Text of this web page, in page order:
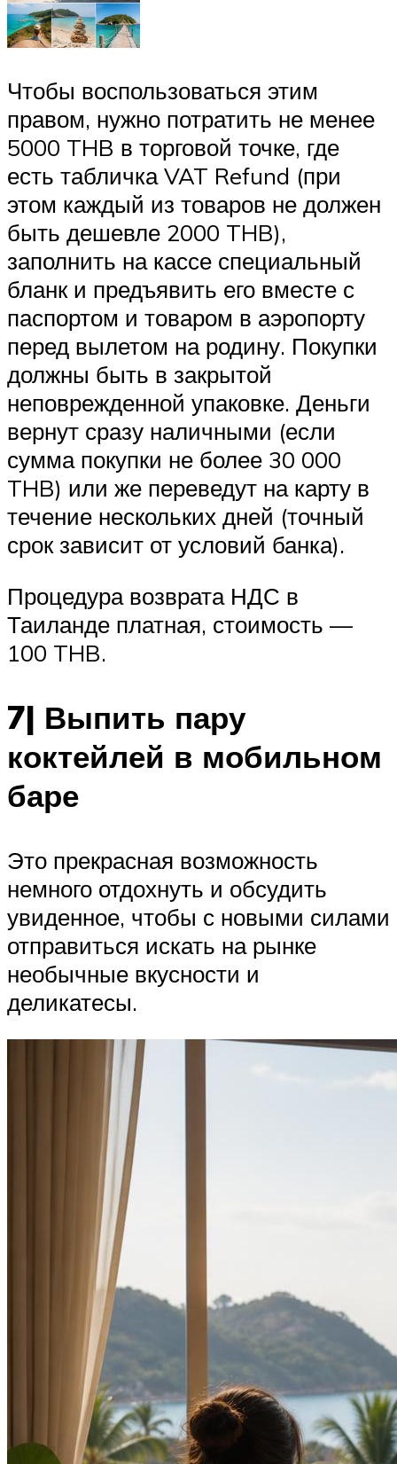
Чтобы воспользоваться этим
правом, нужно потратить не менее
5000 THB в торговой точке, где
есть табличка VAT Refund (при
этом каждый из товаров не должен
быть дешевле 2000 THB),
заполнить на кассе специальный
бланк и предъявить его вместе с
паспортом и товаром в аэропорту
перед вылетом на родину. Покупки
должны быть в закрытой
неповрежденной упаковке. Деньги
вернут сразу наличными (если
сумма покупки не более 30 000
THB) или же переведут на карту в
течение нескольких дней (точный
срок зависит от условий банка).
Процедура возврата НДС в
Таиланде платная, стоимость —
100 THB.
7| Выпить пару
коктейлей в мобильном
баре
Это прекрасная возможность
немного отдохнуть и обсудить
увиденное, чтобы с новыми силами
отправиться искать на рынке
необычные вкусности и
деликатесы.